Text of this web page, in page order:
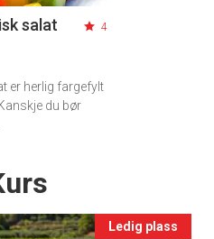
salat 4
er herlig fargefylt
du bør
Ledig plass